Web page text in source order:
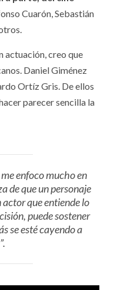
Cuarón, Sebastián
actuación, creo que
Daniel Giménez
Ortíz Gris. De ellos
parecer sencilla la
enfoco mucho en
de que un personaje
actor que entiende lo
puede sostener
se esté cayendo a